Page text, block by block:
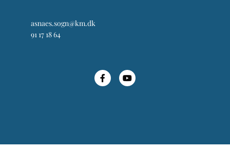
asnaes.sogn@km.dk
91 17 18 64